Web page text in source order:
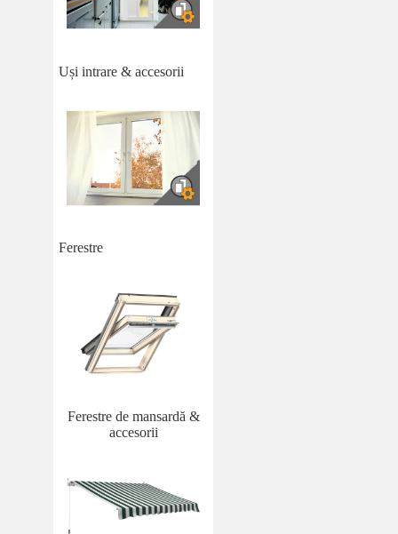
Uși intrare & accesorii
Ferestre
Ferestre de mansardă &
accesorii